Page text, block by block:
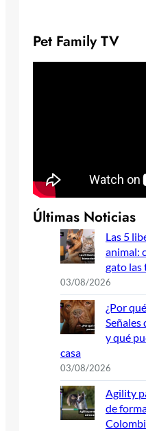
Pet Family TV
Últimas Noticias
Las 5
animal:
gato las
03/08/2026
¿Por
Señales
y qué
casa
03/08/2026
Agility
de